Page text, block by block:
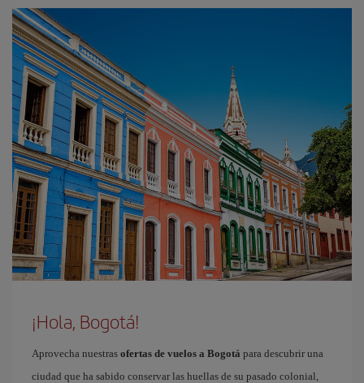
¡Hola, Bogotá!
Aprovecha nuestras ofertas de vuelos a Bogotá para descubrir una
ciudad que ha sabido conservar las huellas de su pasado colonial,